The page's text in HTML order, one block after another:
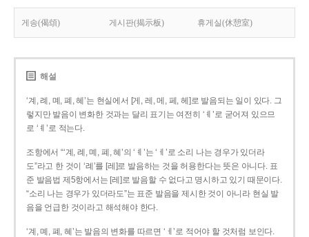
게송(偈頌) 게시판(揭示板) 휴게실(休憩室)
해설
‘계, 례, 몌, 폐, 혜’는 현실에서 [게, 레, 메, 페, 헤]로 발음되는 일이 있다. 그
렇지만 발음이 변화한 것과는 달리 표기는 여전히 ‘ㅖ’로 굳어져 있으므
로 ‘ㅖ’로 적는다.
조항에서 “‘계, 례, 몌, 폐, 혜’의 ‘ㅖ’는 ‘ㅔ’로 소리 나는 경우가 있더라
도”라고 한 것이 ‘례’를 [레]로 발음하는 것을 허용한다는 뜻은 아니다. 표
준 발음법 제5항에서는 [레]로 발음할 수 없다고 명시하고 있기 때문이다.
“소리 나는 경우가 있더라도”는 표준 발음을 제시한 것이 아니라 현실 발
음을 언급한 것이라고 해석해야 한다.
‘계, 몌, 폐, 혜’는 발음의 변화를 따르면 ‘ㅔ’로 적어야 할 것처럼 보인다.